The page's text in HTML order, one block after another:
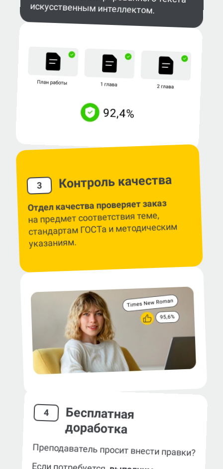
искусственным интеллектом.
3 Контроль качества
Отдел качества проверяет заказ
на предмет соответствия теме,
стандартам ГОСТа и методическим
указаниям.
4 Бесплатная
доработка
Преподаватель просит внести правки?